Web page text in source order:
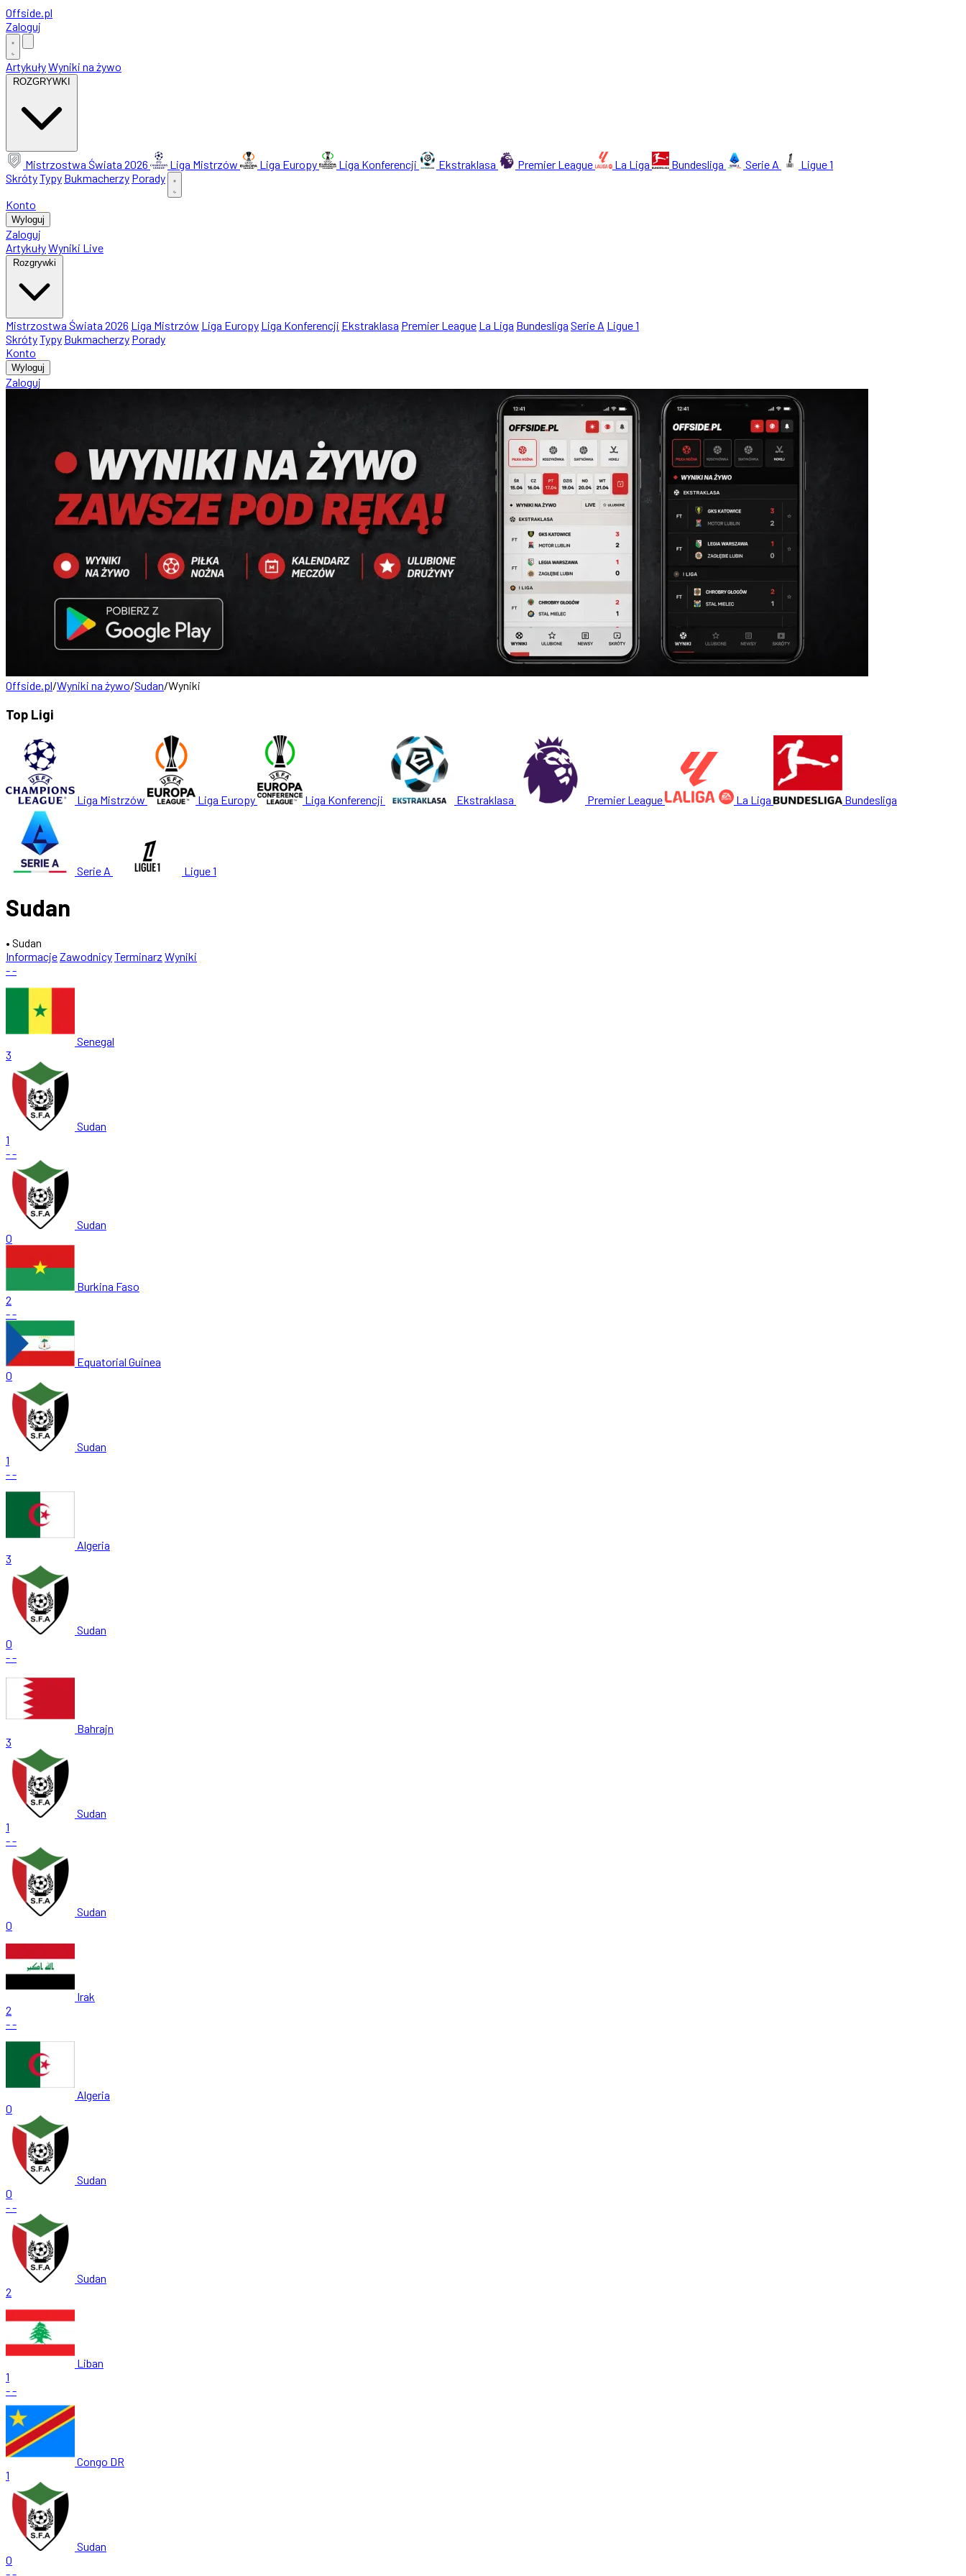
Offside.pl
Zaloguj
ArtykułyWyniki na żywo
ROZGRYWKI
Mistrzostwa Świata 2026 Liga Mistrzów Liga Europy Liga Konferencji Ekstraklasa Premier League La Liga Bundesliga Serie A
Ligue 1
SkrótyTypy Bukmacherzy Porady
Konto
Wyloguj
Zaloguj
ArtykułyWyniki Live
Rozgrywki
Mistrzostwa Świata 2026 Liga Mistrzów Liga Europy Liga Konferencji Ekstraklasa Premier League La Liga Bundesliga Serie A Ligue 1
SkrótyTypy Bukmacherzy Porady
Konto
Wyloguj
Zaloguj
Offside.pl/Wyniki na żywo/Sudan/Wyniki
Top Ligi
Liga Mistrzów Liga Europy Liga Konferencji Ekstraklasa Premier League La Liga Bundesliga
Serie A Ligue 1
Sudan
• Sudan
InformacjeZawodnicyTerminarz Wyniki
--
Senegal
3
Sudan
1
--
Sudan
0
Burkina Faso
2
--
Equatorial Guinea
0
Sudan
1
--
Algeria
3
Sudan
0
--
Bahrajn
3
Sudan
1
--
Sudan
0
Irak
2
--
Algeria
0
Sudan
0
--
Sudan
2
Liban
1
--
Congo DR
1
Sudan
0